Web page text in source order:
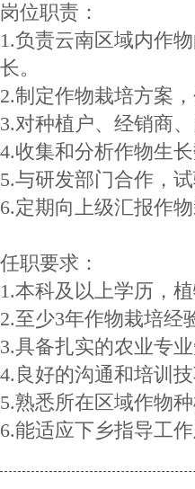
岗位职责：
1.负责云南区域内作
长。
2.制定作物栽培方案
3.对种植户、经销商
4.收集和分析作物生
5.与研发部门合作，
6.定期向上级汇报作
任职要求：
1.本科及以上学历，
2.至少3年作物栽培经
3.具备扎实的农业专
4.良好的沟通和培训
5.熟悉所在区域作物
6.能适应下乡指导工